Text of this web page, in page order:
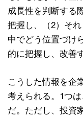
成⻑性を判断する
把握し、（2）そ
中でどう位置づけ
的に把握し、改善
こうした情報を企
考えられる。1つ
だ。ただし、投資